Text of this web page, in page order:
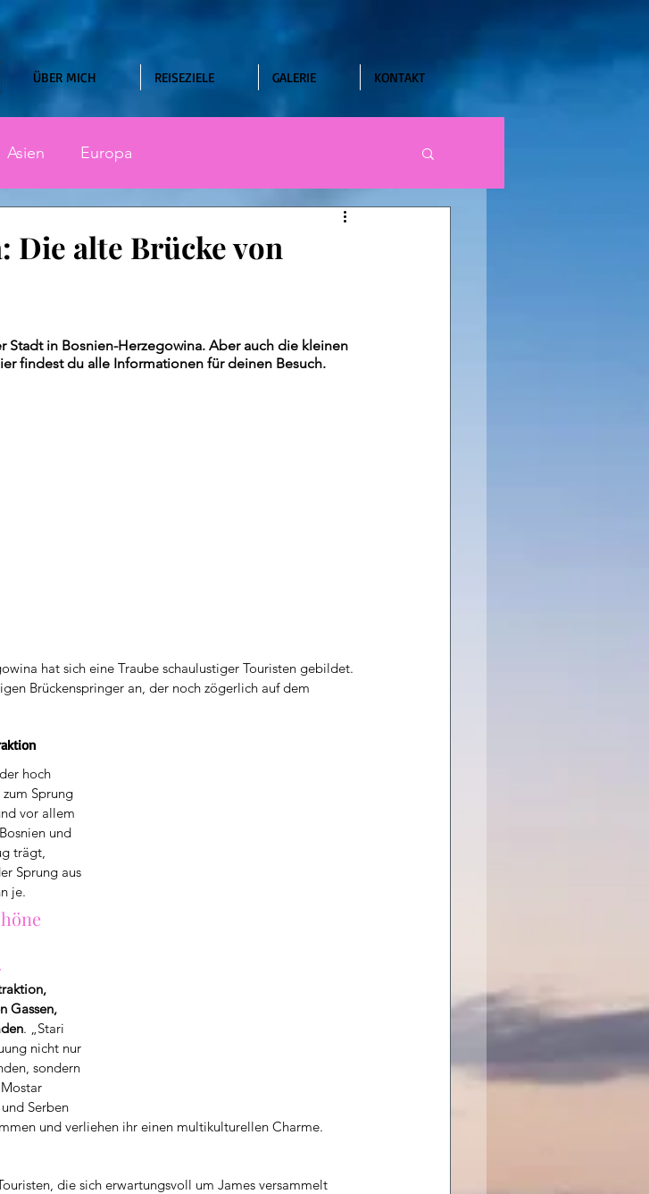
ÜBER MICH REISEZIELE GALERIE KONTAKT
Asien Europa
Die alte Brücke von
Stadt in Bosnien-Herzegowina. Aber auch die kleinen
findest du alle Informationen für deinen Besuch.
hat sich eine Traube schaulustiger Touristen gebildet.
Brückenspringer an, der noch zögerlich auf dem
hoch
Sprung
vor allem
und
trägt,
Sprung aus
je.
Gassen,
. „Stari
nicht nur
sondern
Serben
und verliehen ihr einen multikulturellen Charme.
die sich erwartungsvoll um James versammelt